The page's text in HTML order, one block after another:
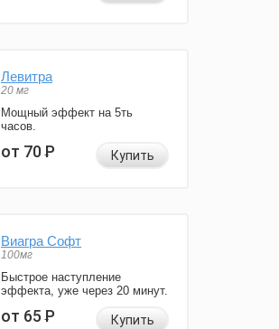
Левитра
20 мг
Мощный эффект на 5ть
часов.
от 70Р Купить
Виагра Софт
100мг
Быстрое наступление
эффекта, уже через 20 минут.
от 65Р Купить